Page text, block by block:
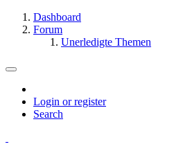
Dashboard
Forum
Unerledigte Themen
Login or register
Search